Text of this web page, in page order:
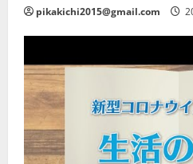
pikakichi2015@gmail.com